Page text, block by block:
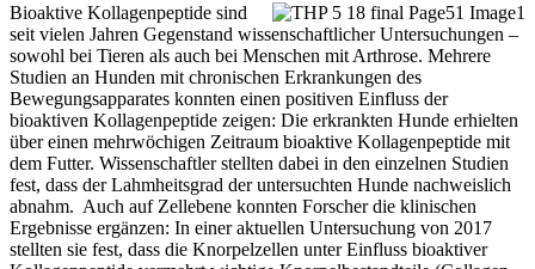
Bioaktive Kollagenpeptide sind
seit vielen Jahren Gegenstand wissenschaftlicher Untersuchungen –
sowohl bei Tieren als auch bei Menschen mit Arthrose. Mehrere
Studien an Hunden mit chronischen Erkrankungen des
Bewegungsapparates konnten einen positiven Einfluss der
bioaktiven Kollagenpeptide zeigen: Die erkrankten Hunde erhielten
über einen mehrwöchigen Zeitraum bioaktive Kollagenpeptide mit
dem Futter. Wissenschaftler stellten dabei in den einzelnen Studien
fest, dass der Lahmheitsgrad der untersuchten Hunde nachweislich
abnahm. Auch auf Zellebene konnten Forscher die klinischen
Ergebnisse ergänzen: In einer aktuellen Untersuchung von 2017
stellten sie fest, dass die Knorpelzellen unter Einfluss bioaktiver